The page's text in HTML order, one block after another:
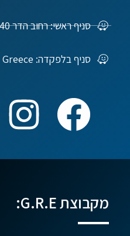
סניף ראשי: רחוב הדר 40, קיסריה
סניף בלפקדה: Ioannou Mela 6 , Lefkáda, Greece
מקבוצת G.R.E: